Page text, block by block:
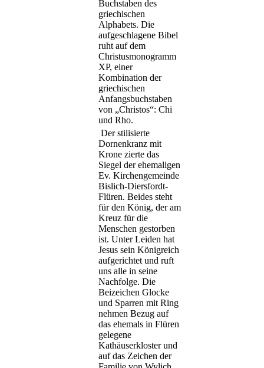
Buchstaben des
griechischen
Alphabets. Die
aufgeschlagene Bibel
ruht auf dem
Christusmonogramm
XP, einer
Kombination der
griechischen
Anfangsbuchstaben
von „Christos“: Chi
und Rho.
Der stilisierte
Dornenkranz mit
Krone zierte das
Siegel der ehemaligen
Ev. Kirchengemeinde
Bislich-Diersfordt-
Flüren. Beides steht
für den König, der am
Kreuz für die
Menschen gestorben
ist. Unter Leiden hat
Jesus sein Königreich
aufgerichtet und ruft
uns alle in seine
Nachfolge. Die
Beizeichen Glocke
und Sparren mit Ring
nehmen Bezug auf
das ehemals in Flüren
gelegene
Kathäuserkloster und
auf das Zeichen der